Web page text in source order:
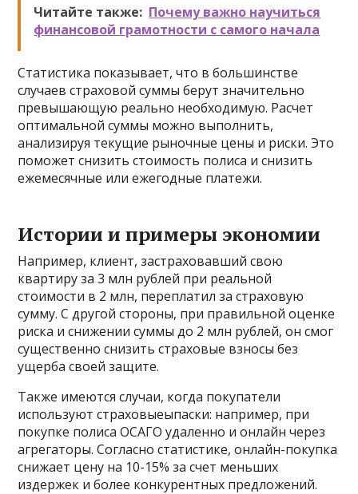
Читайте также: Почему важно научиться
финансовой грамотности с самого начала
Статистика показывает, что в большинстве
случаев страховой суммы берут значительно
превышающую реально необходимую. Расчет
оптимальной суммы можно выполнить,
анализируя текущие рыночные цены и риски. Это
поможет снизить стоимость полиса и снизить
ежемесячные или ежегодные платежи.
Истории и примеры экономии
Например, клиент, застраховавший свою
квартиру за 3 млн рублей при реальной
стоимости в 2 млн, переплатил за страховую
сумму. С другой стороны, при правильной оценке
риска и снижении суммы до 2 млн рублей, он смог
существенно снизить страховые взносы без
ущерба своей защите.
Также имеются случаи, когда покупатели
используют страховыеыпаски: например, при
покупке полиса ОСАГО удаленно и онлайн через
агрегаторы. Согласно статистике, онлайн-покупка
снижает цену на 10-15% за счет меньших
издержек и более конкурентных предложений.